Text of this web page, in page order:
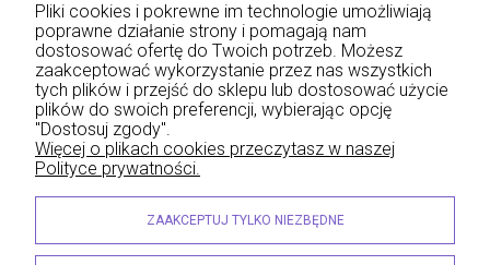
O nas
Wojciech Naja - Księgarnia Sądowa, Krakowskie Przedmieście 43, 20-076 Lublin | e-
mail: info@lexliber.pl | tel.: +48 513 959 100
Styl graficzny ShopGadget.eu
Sklep internetowy Shoper.pl
Pliki cookies i pokrewne im technologie umożliwiają
poprawne działanie strony i pomagają nam
dostosować ofertę do Twoich potrzeb. Możesz
zaakceptować wykorzystanie przez nas wszystkich
tych plików i przejść do sklepu lub dostosować użycie
plików do swoich preferencji, wybierając opcję
"Dostosuj zgody".
Więcej o plikach cookies przeczytasz w naszej
Polityce prywatności.
ZAAKCEPTUJ TYLKO NIEZBĘDNE